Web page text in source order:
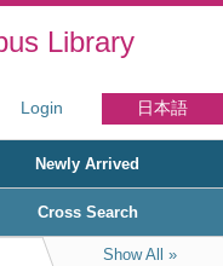
Library
Login 日本語
Newly Arrived
Cross Search
Show All